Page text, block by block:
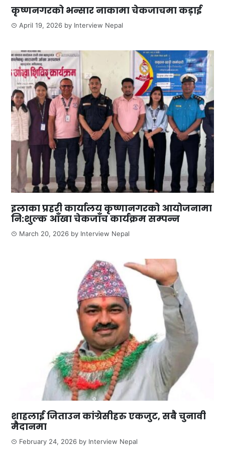
कृष्णनगरको भन्सार नाकामा चेकजाचमा कड़ाई
April 19, 2026 by Interview Nepal
इलाका प्रहरी कार्यालय कृष्णानगरको आयोजनामा
नि:शुल्क आँखा चेकजाँच कार्यक्रम सम्पन्न
March 20, 2026 by Interview Nepal
शाहलाई जिताउन कांग्रेसीहरु एकजुट, सबै चुनावी
मैदानमा
February 24, 2026 by Interview Nepal